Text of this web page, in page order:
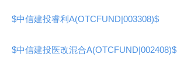
$中信建投睿利A(OTCFUND|003308)$
$中信建投医改混合A(OTCFUND|002408)$